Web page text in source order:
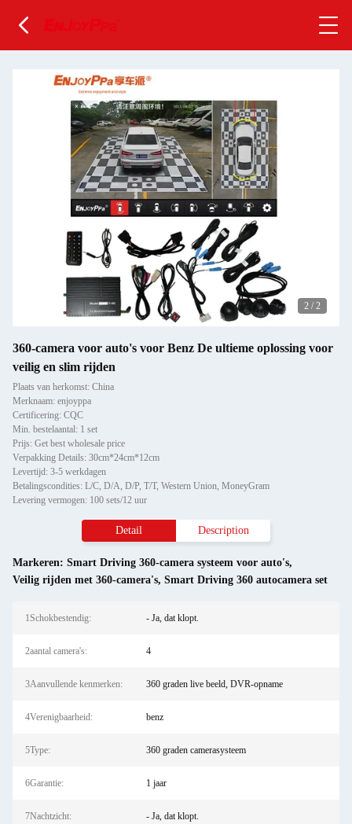
2 / 2
360-camera voor auto's voor Benz De ultieme oplossing voor
veilig en slim rijden
Plaats van herkomst: China
Merknaam: enjoyppa
Certificering: CQC
Min. bestelaantal: 1 set
Prijs: Get best wholesale price
Verpakking Details: 30cm*24cm*12cm
Levertijd: 3-5 werkdagen
Betalingscondities: L/C, D/A, D/P, T/T, Western Union, MoneyGram
Levering vermogen: 100 sets/12 uur
Detail Description
Markeren: Smart Driving 360-camera systeem voor auto's,
Veilig rijden met 360-camera's, Smart Driving 360 autocamera set
1Schokbestendig: - Ja, dat klopt.
2aantal camera's: 4
3Aanvullende kenmerken: 360 graden live beeld, DVR-opname
4Verenigbaarheid: benz
5Type: 360 graden camerasysteem
6Garantie: 1 jaar
7Nachtzicht: - Ja, dat klopt.